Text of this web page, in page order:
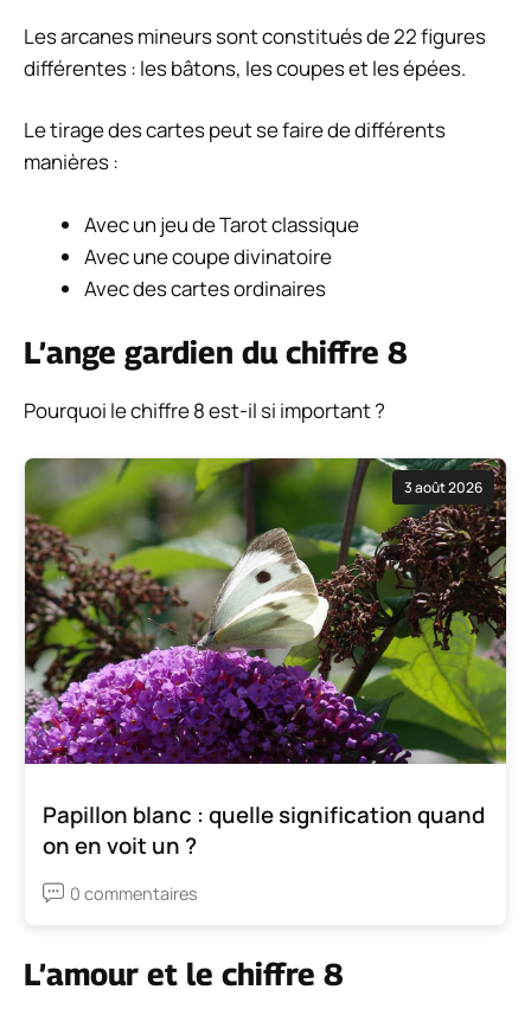
Les arcanes mineurs sont constitués de 22 figures
différentes : les bâtons, les coupes et les épées.
Le tirage des cartes peut se faire de différents
manières :
Avec un jeu de Tarot classique
Avec une coupe divinatoire
Avec des cartes ordinaires
L’ange gardien du chiffre 8
Pourquoi le chiffre 8 est-il si important ?
3 août 2026
Papillon blanc : quelle signification quand
on en voit un ?
0 commentaires
L’amour et le chiffre 8